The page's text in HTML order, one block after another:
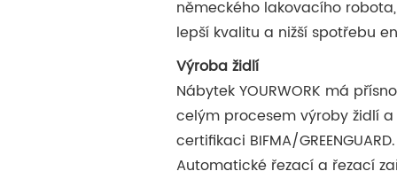
německého lakovacího
lepší kvalitu a nižší spotřebu
Výroba židlí
Nábytek YOURWORK má
celým procesem výroby židlí
certifikaci BIFMA/GREENGUARD.
Automatické řezací a řezací